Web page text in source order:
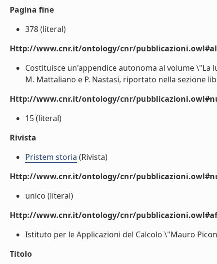
Pagina fine
378 (literal)
Http://www.cnr.it/ontology/cnr/
Costituisce un'appendice autonoma al volume \"La
M. Mattaliano e P. Nastasi, riportato nella sezione
Http://www.cnr.it/ontology/cnr/
15 (literal)
Rivista
Pristem storia (Rivista)
Http://www.cnr.it/ontology/cnr/
unico (literal)
Http://www.cnr.it/ontology/cnr/
Istituto per le Applicazioni del Calcolo \"Mauro
Titolo